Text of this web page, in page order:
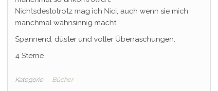
Nichtsdestotrotz mag ich Nici, auch wenn sie mich
manchmal wahnsinnig macht.
Spannend, düster und voller Überraschungen.
4 Sterne
Kategorie Bücher